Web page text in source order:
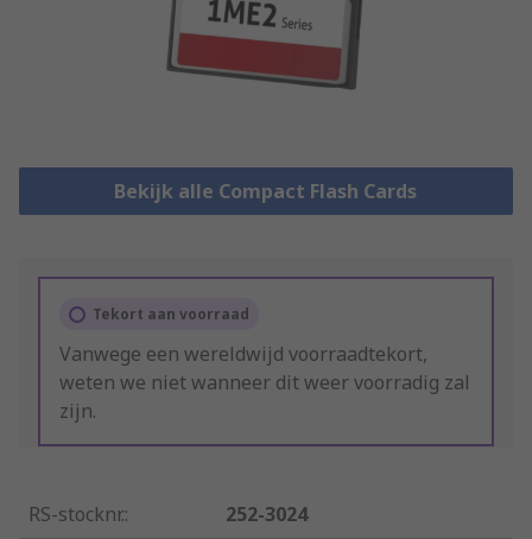
Bekijk alle Compact Flash Cards
Tekort aan voorraad
Vanwege een wereldwijd voorraadtekort,
weten we niet wanneer dit weer voorradig zal
zijn.
RS-stocknr.:
252-3024